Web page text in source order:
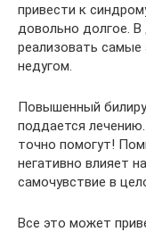
привести к
довольно долгое.
реализовать
недугом.
Повышенный
поддается
точно помогут!
негативно влияет
самочувствие в
Все это может